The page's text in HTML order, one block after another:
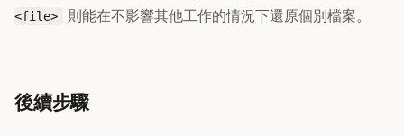
<file>
則能在不影響其他工作的情況下還原個別檔案。
後續步驟